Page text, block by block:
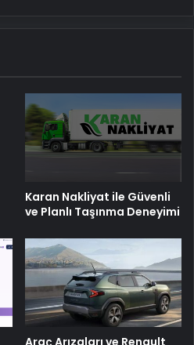
Karan Nakliyat ile Güvenli
ve Planlı Taşınma Deneyimi
Araç Arızaları ve Renault